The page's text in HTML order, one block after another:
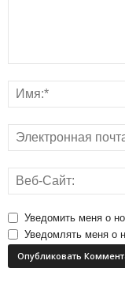
Уведомить меня о
Уведомлять меня о